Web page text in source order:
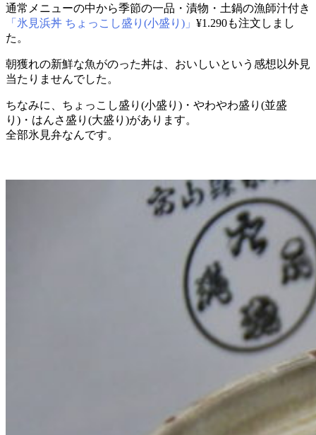
通常メニューの中から季節の一品・漬物・土鍋の漁師汁付き
「氷見浜丼 ちょっこし盛り(小盛り)」 ¥1.290も注文しまし
た。
朝獲れの新鮮な魚がのった丼は、おいしいという感想以外見
当たりませんでした。
ちなみに、ちょっこし盛り(小盛り)・やわやわ盛り(並盛
り)・はんさ盛り(大盛り)があります。
全部氷見弁なんです。